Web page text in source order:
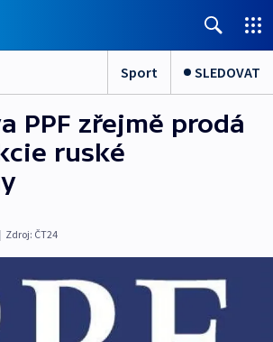
Sport SLEDOVAT
PPF zřejmě prodá
ruské
| Zdroj: ČT24